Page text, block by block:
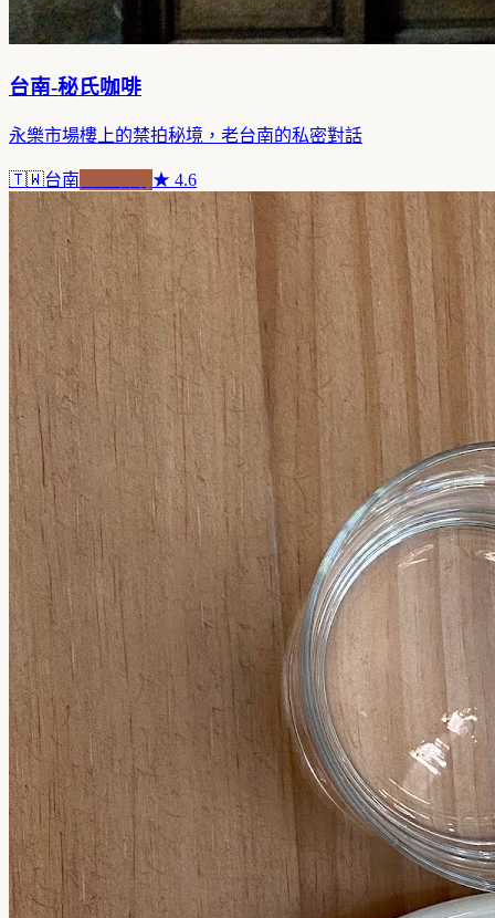
台南-秘氏咖啡
永樂市場樓上的禁拍秘境，老台南的私密對話
🇹🇼台南 ★ 4.6